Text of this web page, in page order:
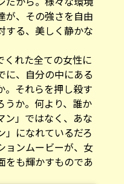
が、その強さを自由
する、美しく静かな
くれた全ての女性に
に、自分の中にある
。それらを押し殺す
うか。何より、誰か
ン」ではなく、あな
」になれているだろ
ョンムービーが、女
をも輝かすものであ